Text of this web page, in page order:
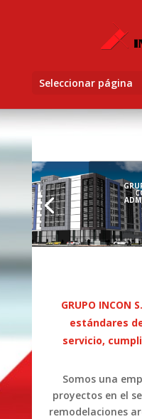
Seleccionar página
GRUPO INCON
estándares
servicio,
Somos una
proyectos en el
remodelaciones